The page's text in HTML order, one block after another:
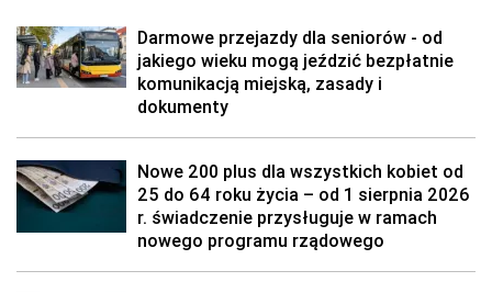
Darmowe przejazdy dla seniorów - od
jakiego wieku mogą jeździć bezpłatnie
komunikacją miejską, zasady i
dokumenty
Nowe 200 plus dla wszystkich kobiet od
25 do 64 roku życia – od 1 sierpnia 2026
r. świadczenie przysługuje w ramach
nowego programu rządowego